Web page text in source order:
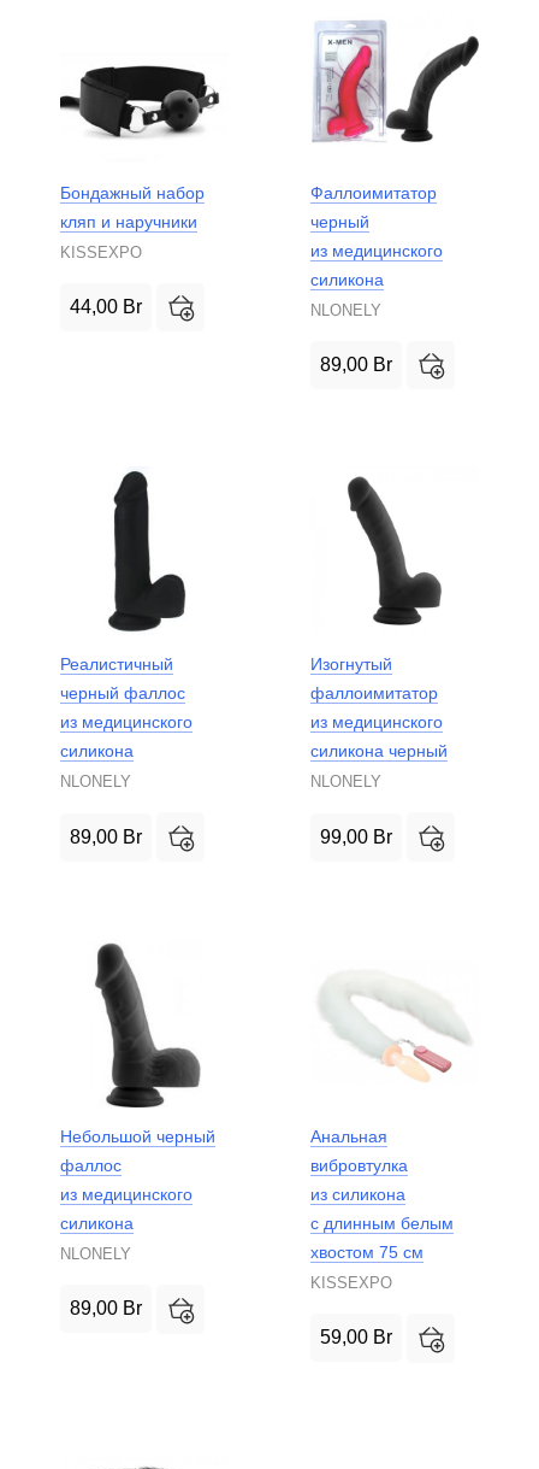
Бондажный набор
кляп и наручники
KISSEXPO
44,00 Br
Фаллоимитатор
черный
из медицинского
силикона
NLONELY
89,00 Br
Реалистичный
черный фаллос
из медицинского
силикона
NLONELY
89,00 Br
Изогнутый
фаллоимитатор
из медицинского
силикона черный
NLONELY
99,00 Br
Небольшой черный
фаллос
из медицинского
силикона
NLONELY
89,00 Br
Анальная
вибровтулка
из силикона
с длинным белым
хвостом 75 см
KISSEXPO
59,00 Br